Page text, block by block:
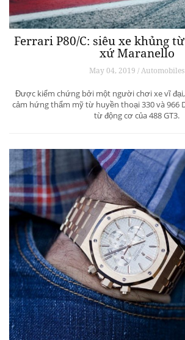
Ferrari P80/C: siêu xe khủng
xứ Maranello
May 04, 2019 / Automobiles
Được kiểm chứng bởi một người chơi xe vĩ đại,
cảm hứng thẩm mỹ từ huyền thoại 330 và 966
từ động cơ của 488 GT3.